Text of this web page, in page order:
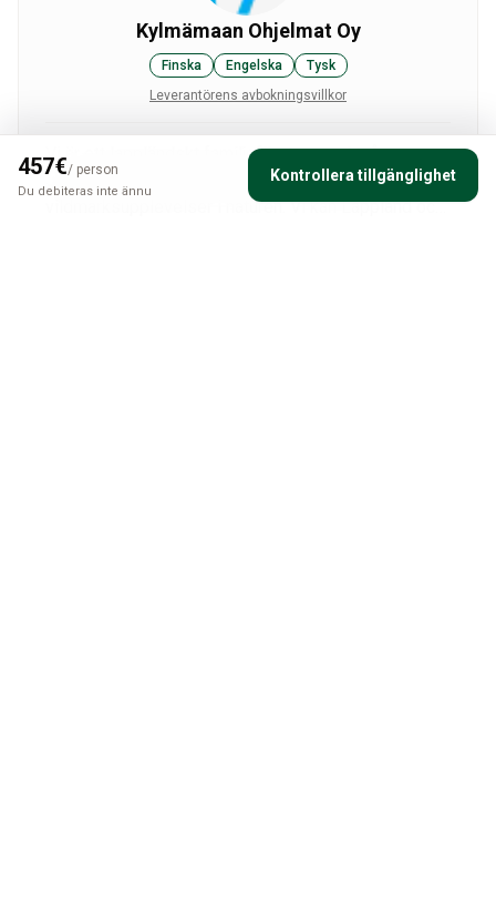
Kylmämaan Ohjelmat Oy
Finska Engelska
Tysk
Leverantörens avbokningsvillkor
Vi är ett lappländskt familjeföretag med två
generationers erfarenhet av att arrangera
vildmarksupplevelser i naturen. Vi kan Lappland och
457€/ person
Du debiteras inte ännu
Kontrollera tillgänglighet